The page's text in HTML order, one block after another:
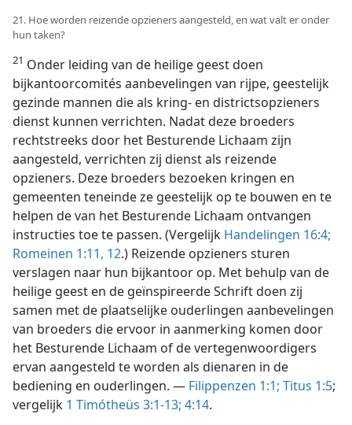
21. Hoe worden reizende opzieners aangesteld, en wat valt er onder
hun taken?
21 Onder leiding van de heilige geest doen
bijkantoorcomités aanbevelingen van rijpe, geestelijk
gezinde mannen die als kring- en districtsopzieners
dienst kunnen verrichten. Nadat deze broeders
rechtstreeks door het Besturende Lichaam zijn
aangesteld, verrichten zij dienst als reizende
opzieners. Deze broeders bezoeken kringen en
gemeenten teneinde ze geestelijk op te bouwen en te
helpen de van het Besturende Lichaam ontvangen
instructies toe te passen. (Vergelijk Handelingen 16:4;
Romeinen 1:11, 12.) Reizende opzieners sturen
verslagen naar hun bijkantoor op. Met behulp van de
heilige geest en de geïnspireerde Schrift doen zij
samen met de plaatselijke ouderlingen aanbevelingen
van broeders die ervoor in aanmerking komen door
het Besturende Lichaam of de vertegenwoordigers
ervan aangesteld te worden als dienaren in de
bediening en ouderlingen. — Filippenzen 1:1; Titus 1:5;
vergelijk 1 Timótheüs 3:1-13; 4:14.